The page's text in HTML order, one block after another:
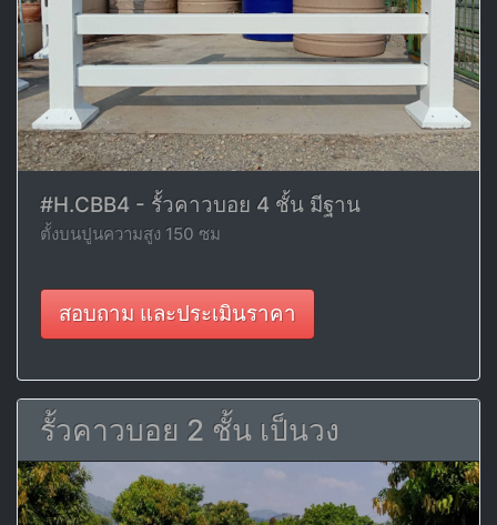
#H.CBB4 - รั้วคาวบอย 4 ชั้น มีฐาน
ตั้งบนปูนความสูง 150 ซม
สอบถาม และประเมินราคา
รั้วคาวบอย 2 ชั้น เป็นวง